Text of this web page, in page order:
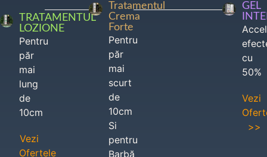
TRATAMENTUL
LOZIONE
Pentru
păr
mai
lung
de
10cm
Vezi
Ofertele
Tratamentul
Crema
Forte
Pentru
păr
mai
scurt
de
10cm
Si
pentru
Barbă
GEL
cu
50%
Vezi
>>